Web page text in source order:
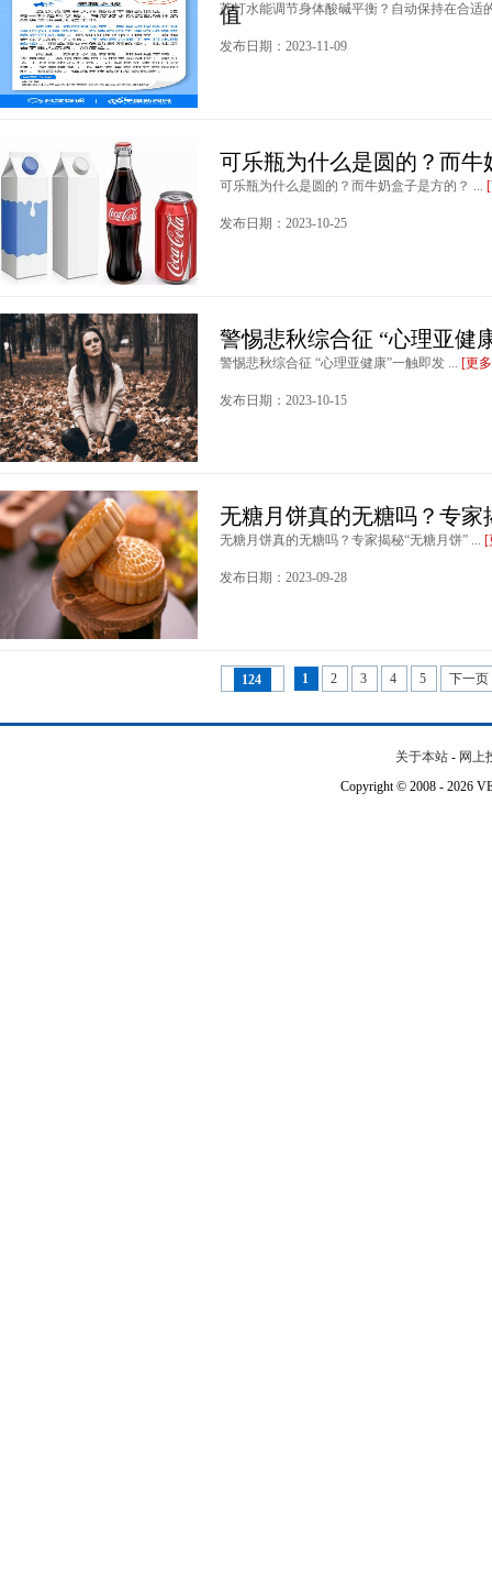
值
苏打水能调节身体酸碱平衡？自动保持在合适
发布日期：2023-11-09
可乐瓶为什么是圆的？而牛
可乐瓶为什么是圆的？而牛奶盒子是方的？ ...
发布日期：2023-10-25
警惕悲秋综合征 “心理亚健
警惕悲秋综合征 “心理亚健康”一触即发 ... [更
发布日期：2023-10-15
无糖月饼真的无糖吗？专家
无糖月饼真的无糖吗？专家揭秘“无糖月饼” ... [
发布日期：2023-09-28
124 1 2 3 4 5 下一页
关于本站 - 网上
Copyright © 2008 - 2026